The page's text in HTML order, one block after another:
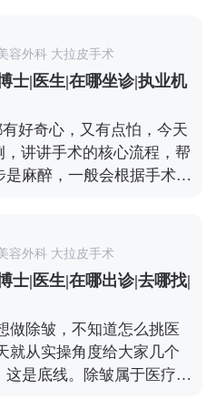
层提拉筋膜和肌肉，从根
另外提醒大家，
饮食和适度运动，能延缓
没有统一答案，关键是先
专业医生指导下选适合自
MCR复合提升术的问
公众号、百家号、小红
才是皱纹、脸垮的根源。
复合提升术来说，就是通
和深层组织分离开，然后
拉、复位、收紧，再把多
这样就能从根源上恢复面
——比如眼角下垂、苹果肌
模糊，而且用线雕、射频
能让你一下子年轻20岁，
状态，而且效果比较持
风险的，想做的话一定要
制定方案。 想知道更多关
可以去官方媒体平台（公
约面诊，详细了解。
容外科 大拉皮手术
士|医生|在哪坐诊|执业机
好奇心，又有点怕，今天
讲讲手术的核心流程，帮
麻醉，一般会根据手术范
很
蔽性。术中我通常会把切
后这些不显眼的地方，尽
第三步是剥离与
一般会沿着切口，小心翼
肌肉分离开，然后把松弛
位收紧，从根源上解决松
容外科 大拉皮手术
士|医生|在哪出诊|去哪找|
做除皱，不知道怎么挑医
就从实操角度给大家几个